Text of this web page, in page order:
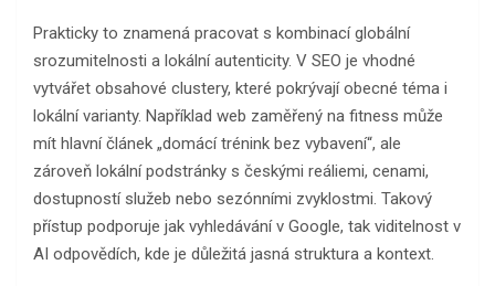
Prakticky to znamená pracovat s kombinací globální
srozumitelnosti a lokální autenticity. V SEO je vhodné
vytvářet obsahové clustery, které pokrývají obecné téma i
lokální varianty. Například web zaměřený na fitness může
mít hlavní článek „domácí trénink bez vybavení“, ale
zároveň lokální podstránky s českými reáliemi, cenami,
dostupností služeb nebo sezónními zvyklostmi. Takový
přístup podporuje jak vyhledávání v Google, tak viditelnost v
AI odpovědích, kde je důležitá jasná struktura a kontext.